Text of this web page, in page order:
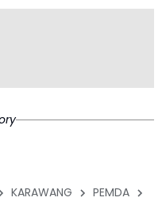
KARAWANG PEMDA